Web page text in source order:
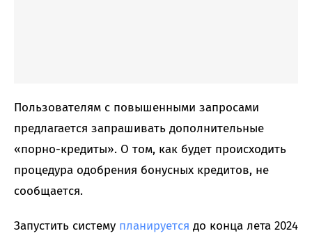
Пользователям с повышенными запросами
предлагается запрашивать дополнительные
«порно-кредиты». О том, как будет происходить
процедура одобрения бонусных кредитов, не
сообщается.
Запустить систему планируется до конца лета 2024